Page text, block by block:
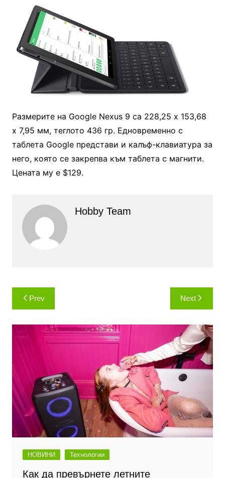
Размерите на Google Nexus 9 са 228,25 х 153,68
х 7,95 мм, теглото 436 гр. Едновременно с
таблета Google представи и калъф-клавиатура за
него, която се закрепва към таблета с магнити.
Цената му е $129.
Hobby Team
Навигация
Prev Next
НОВИНИ Технологии
Как да превърнете летните